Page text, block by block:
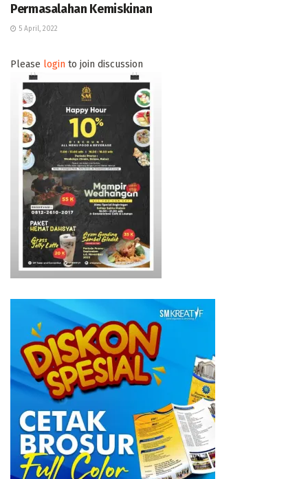
Permasalahan Kemiskinan
5 April, 2022
Please login to join discussion